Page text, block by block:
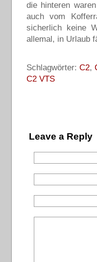
die hinteren
auch vom
sicherlich keine
allemal, in Urlaub
Schlagwörter: C2,
C2 VTS
Leave a Reply